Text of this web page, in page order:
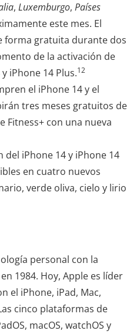
, Luxemburgo, Países
este mes. El
forma gratuita durante dos
de la activación de
iPhone 14 Plus.12
el iPhone 14 y el
tres meses gratuitos de
Fitness+ con una nueva
del iPhone 14 y iPhone 14
en cuatro nuevos
verde oliva, cielo y lirio
personal con la
1984. Hoy, Apple es líder
el iPhone, iPad, Mac,
cinco plataformas de
macOS, watchOS y